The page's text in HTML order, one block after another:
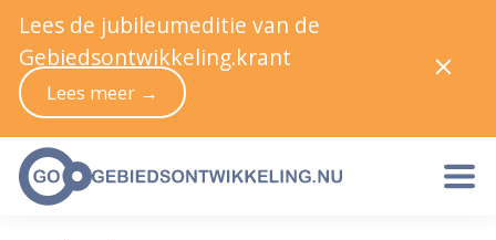
Lees de jubileumeditie van de
Gebiedsontwikkeling.krant
Lees meer →